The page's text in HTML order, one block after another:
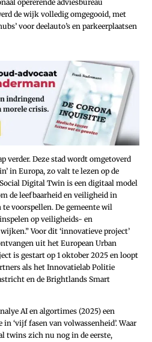
opererende adviesbureau
de wijk volledig omgegooid, met
voor deelauto’s en parkeerplaatsen
verder. Deze stad wordt omgetoverd
in Europa, zo valt te lezen op de
Digital Twin is een digitaal model
de leefbaarheid en veiligheid in
voorspellen. De gemeente wil
op veiligheids- en
Voor dit ‘innovatieve project’
uit het European Urban
is gestart op 1 oktober 2025 en loopt
als het Innovatielab Politie
en de Brightlands Smart
AI en algortimes (2025) een
‘vijf fasen van volwassenheid’. Waar
twins zich nu nog in de eerste,